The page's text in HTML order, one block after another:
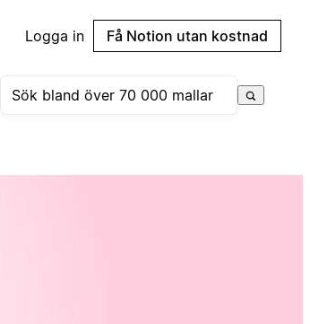
Logga in Få Notion utan kostnad